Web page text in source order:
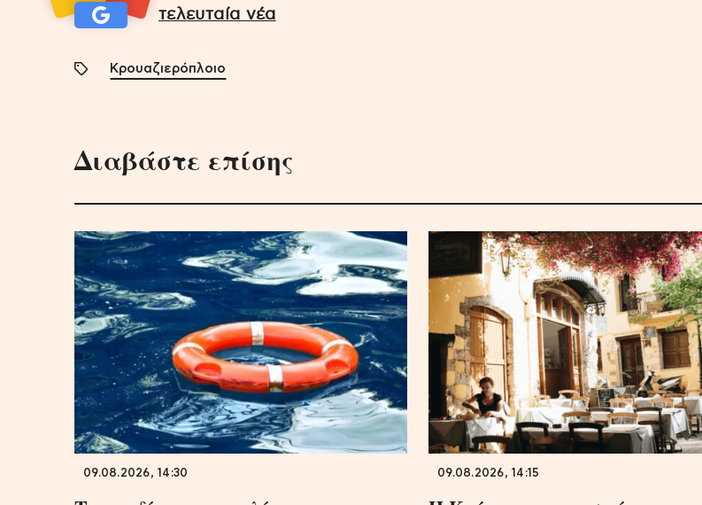
τελευταία νέα
Κρουαζιερόπλοιο
Διαβάστε επίσης
09.08.2026, 14:30 09.08.2026, 14:15